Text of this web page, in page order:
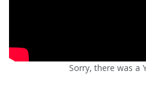
Sorry, there was a